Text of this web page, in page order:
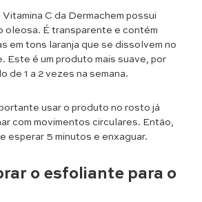
C da Dermachem possui
oleosa. É transparente e contém
em tons laranja que se dissolvem no
Este é um produto mais suave, por
de 1 a 2 vezes na semana.
usar o produto no rosto já
com movimentos circulares. Então,
esperar 5 minutos e enxaguar.
o esfoliante para o